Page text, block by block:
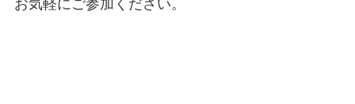
お気軽にご参加ください。